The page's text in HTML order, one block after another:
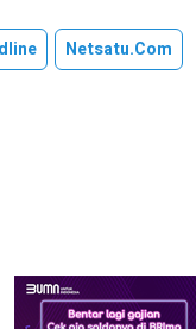
Netsatu.com